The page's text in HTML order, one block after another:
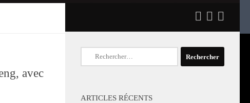
avec
Rechercher :
ARTICLES RÉCENTS